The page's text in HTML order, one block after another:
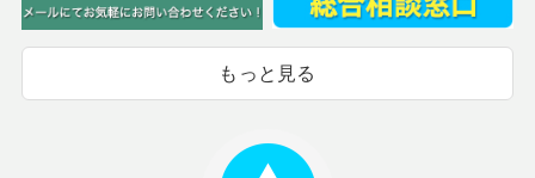
もっと見る